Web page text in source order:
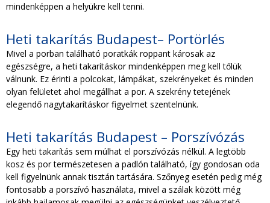
mindenképpen a helyükre kell tenni.
Heti takarítás Budapest– Portörlés
Mivel a porban található poratkák roppant károsak az
egészségre, a heti takarításkor mindenképpen meg kell tőlük
válnunk. Ez érinti a polcokat, lámpákat, szekrényeket és minden
olyan felületet ahol megállhat a por. A szekrény tetejének
elegendő nagytakarításkor figyelmet szentelnünk.
Heti takarítás Budapest – Porszívózás
Egy heti takarítás sem múlhat el porszívózás nélkül. A legtöbb
kosz és por természetesen a padlón található, így gondosan oda
kell figyelnünk annak tisztán tartására. Szőnyeg esetén pedig még
fontosabb a porszívó használata, mivel a szálak között még